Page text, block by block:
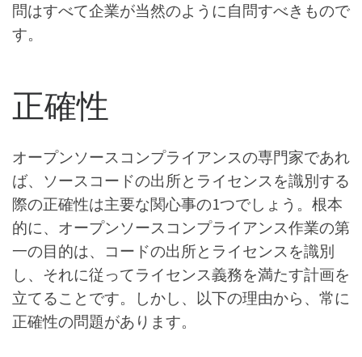
問はすべて企業が当然のように自問すべきもので
す。
正確性
オープンソースコンプライアンスの専門家であれ
ば、ソースコードの出所とライセンスを識別する
際の正確性は主要な関心事の1つでしょう。根本
的に、オープンソースコンプライアンス作業の第
一の目的は、コードの出所とライセンスを識別
し、それに従ってライセンス義務を満たす計画を
立てることです。しかし、以下の理由から、常に
正確性の問題があります。